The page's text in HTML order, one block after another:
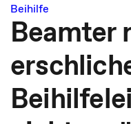
Beihilfe
Beamter